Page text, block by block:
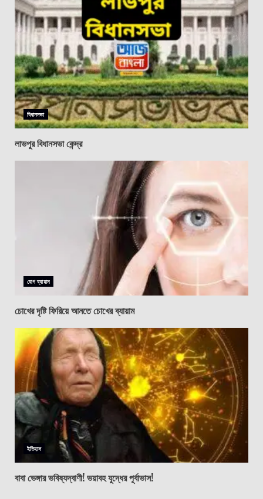
বিধানসভা
লাভপুর বিধানসভা কেন্দ্র
যোগ ব্যায়াম
চোখের দৃষ্টি ফিরিয়ে আনতে চোখের ব্যায়াম
ইতিহাস
বাবা ভেঙ্গার ভবিষ্যদ্বাণী! ভয়াবহ যুদ্ধের পূর্বাভাস!